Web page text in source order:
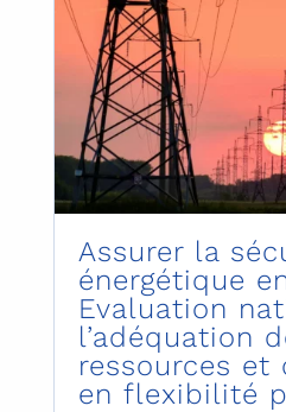
Assurer la
énergétique
Evaluation
l’adéquation
ressources et
en flexibilité